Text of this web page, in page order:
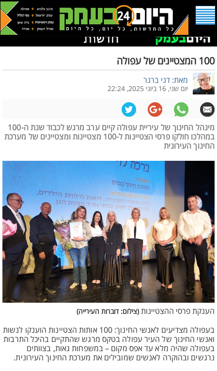
100 המצטיינים של עפולה
מאת: דני ברנר
יום שני, 16 ביוני 2025, 22:24
מינהל החינוך של עיריית עפולה קיים ערב מרגש לכבוד שנת ה-100
במהלכו חולקו פרסי הצטיינות ל-100 מצטיינות ומצטיינים של מערכת
החינוך העירונית
הענקת פרסי ההצטיינות (צילום: דוברות העירייה)
בעפולה מצדיעים לאנשי החינוך: 100 אותות הצטיינות הוענקו לנשות
ואנשי החינוך של העיר עפולה בטקס מרגש שהתקיים בהיכל התרבות
בעפולה שהיה מלא עד אפס מקום – במשפחות גאות, בצוותים
נרגשים ובהוקרה לאנשים שמובילים את מערכת החינוך העירונית.